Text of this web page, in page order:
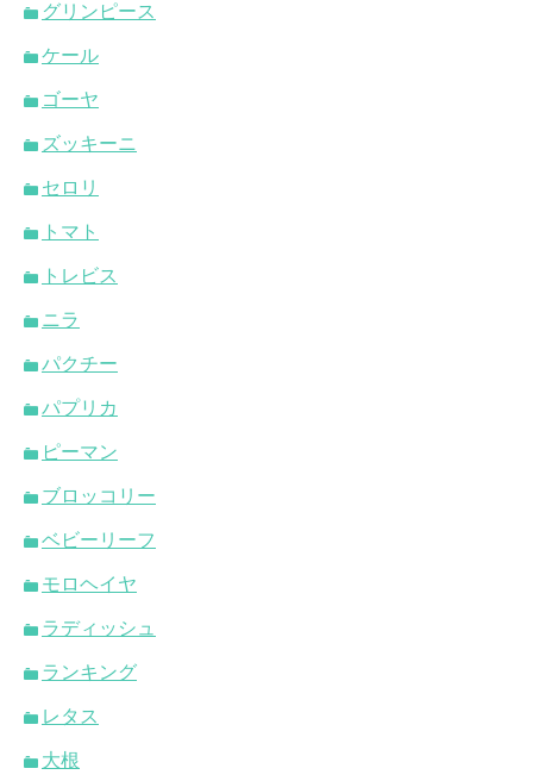
グリンピース
ケール
ゴーヤ
ズッキーニ
セロリ
トマト
トレビス
ニラ
パクチー
パプリカ
ピーマン
ブロッコリー
ベビーリーフ
モロヘイヤ
ラディッシュ
ランキング
レタス
大根